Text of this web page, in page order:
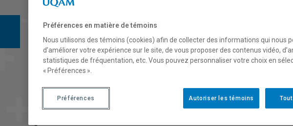
COURS// REL2218-Introduction
des textes religieux
Description Horaire - Été 2026
Préférences en matière de témoins
Nous utilisons des témoins (cookies) afin de collecter des informations qui nous
d’améliorer votre expérience sur le site, de vous proposer des contenus vidéo,
statistiques de fréquentation, etc. Vous pouvez personnaliser votre choix en
« Préférences ».
Autoriser les témoins
Préférences